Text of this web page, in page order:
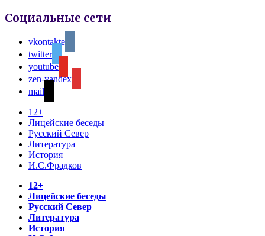
Социальные сети
vkontakte
twitter
youtube
zen-yandex
mail
12+
Лицейские беседы
Русский Север
Литература
История
И.С.Фрадков
12+
Лицейские беседы
Русский Север
Литература
История